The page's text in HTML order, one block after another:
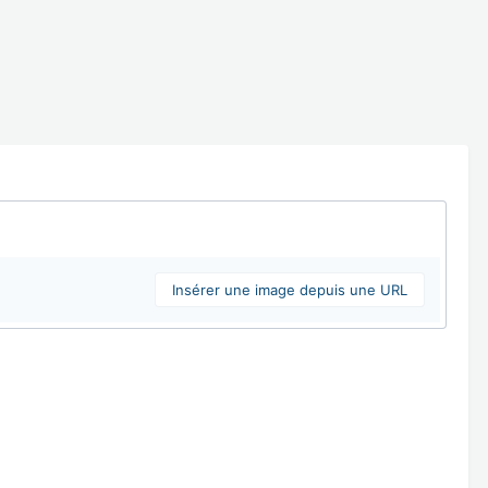
Insérer une image depuis une URL